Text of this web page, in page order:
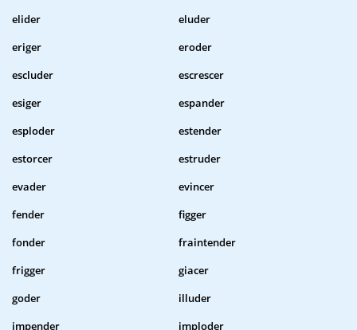
elider
eluder
eriger
eroder
escluder
escrescer
esiger
espander
esploder
estender
estorcer
estruder
evader
evincer
fender
figger
fonder
fraintender
frigger
giacer
goder
illuder
impender
imploder